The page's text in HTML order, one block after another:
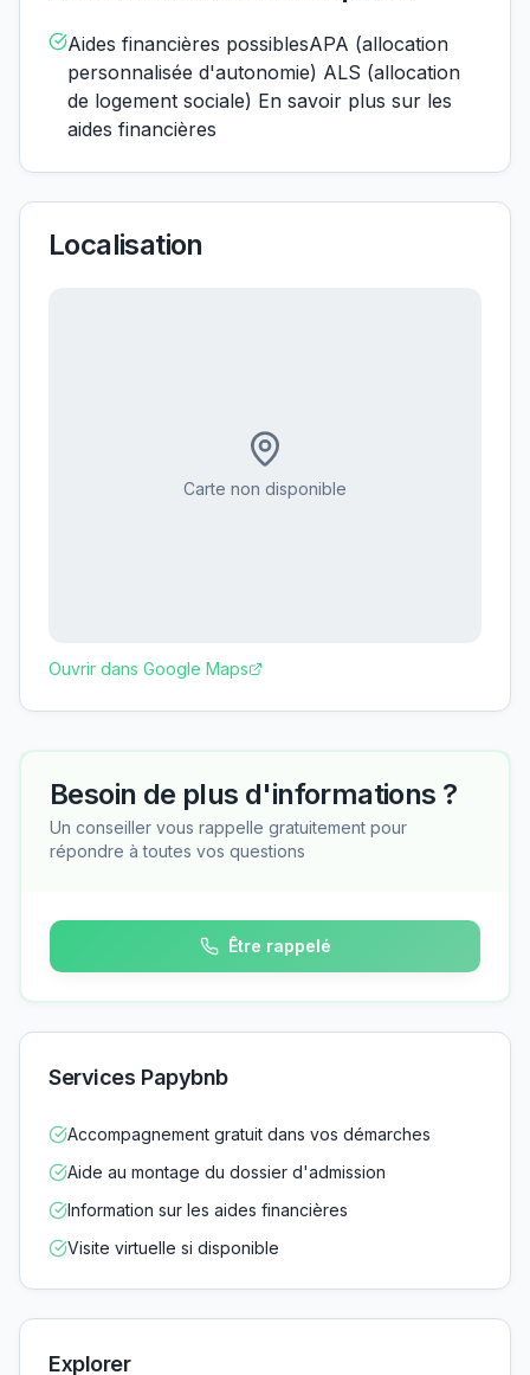
Aides financières possiblesAPA (allocation
personnalisée d'autonomie) ALS (allocation
de logement sociale) En savoir plus sur les
aides financières
Localisation
Carte non disponible
Ouvrir dans Google Maps
Besoin de plus d'informations ?
Un conseiller vous rappelle gratuitement pour
répondre à toutes vos questions
Être rappelé
Services Papybnb
Accompagnement gratuit dans vos démarches
Aide au montage du dossier d'admission
Information sur les aides financières
Visite virtuelle si disponible
Explorer